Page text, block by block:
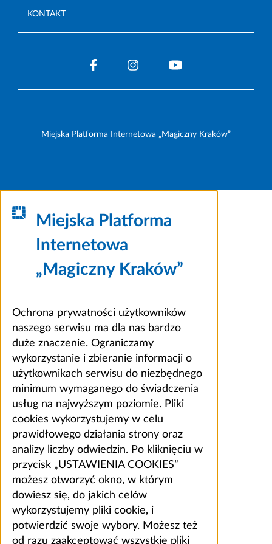
KONTAKT
Miejska Platforma Internetowa „Magiczny Kraków”
Miejska Platforma
Internetowa
„Magiczny Kraków”
Ochrona prywatności użytkowników
naszego serwisu ma dla nas bardzo
duże znaczenie. Ograniczamy
wykorzystanie i zbieranie informacji o
użytkownikach serwisu do niezbędnego
minimum wymaganego do świadczenia
usług na najwyższym poziomie. Pliki
cookies wykorzystujemy w celu
prawidłowego działania strony oraz
analizy liczby odwiedzin. Po kliknięciu w
przycisk „USTAWIENIA COOKIES”
możesz otworzyć okno, w którym
dowiesz się, do jakich celów
wykorzystujemy pliki cookie, i
potwierdzić swoje wybory. Możesz też
od razu zaakceptować wszystkie pliki